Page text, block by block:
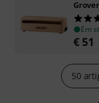
Em
€ 51
50